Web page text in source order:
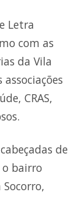
Letra
com as
da Vila
CRAS,
de
bairro